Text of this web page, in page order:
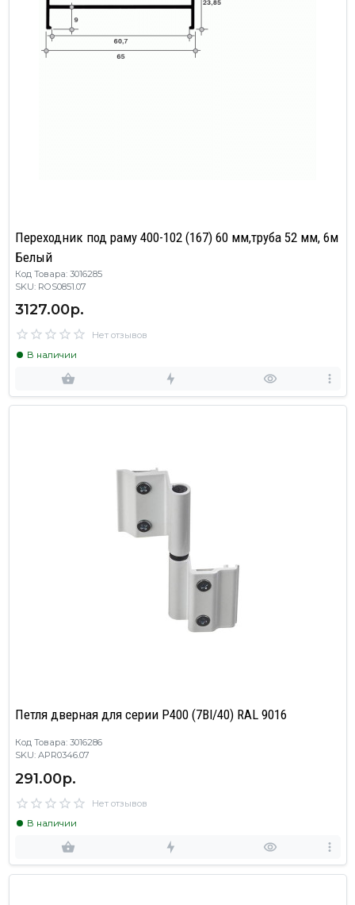
Переходник под раму 400-102 (167) 60 мм,труба 52 мм, 6м
Белый
Код Товара: 3016285
SKU: ROS0851.07
3127.00р.
Нет отзывов
В наличии
Петля дверная для серии Р400 (7BI/40) RAL 9016
Код Товара: 3016286
SKU: APR0346.07
291.00р.
Нет отзывов
В наличии